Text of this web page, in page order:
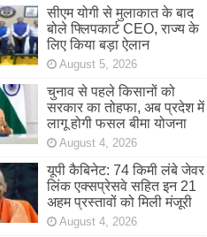
सीएम योगी से मुलाकात के बाद
बोले फ्लिपकार्ट CEO, राज्य के
लिए किया बड़ा ऐलान
August 5, 2026
चुनाव से पहले किसानों को
सरकार का तोहफा, अब प्रदेश में
लागू होगी फसल बीमा योजना
August 4, 2026
यूपी कैबिनेट: 74 किमी लंबे जेवर
लिंक एक्सप्रेसवे सहित इन 21
अहम प्रस्तावों को मिली मंजूरी
August 4, 2026